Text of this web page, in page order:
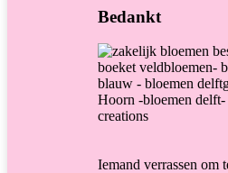
Bedankt
Iemand verrassen om